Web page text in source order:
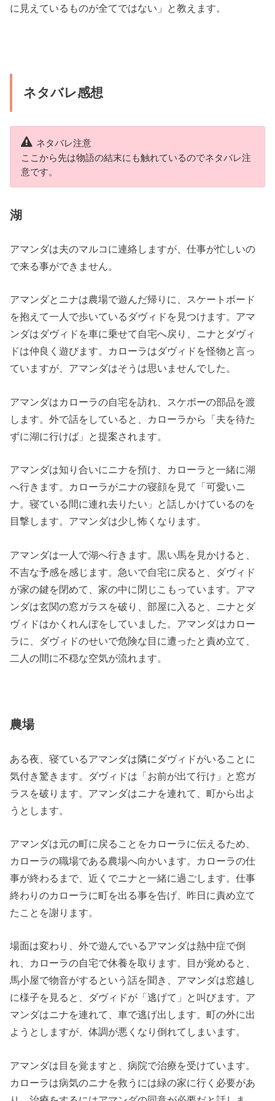
に見えているものが全てではない」と教えます。
ネタバレ感想
ネタバレ注意
ここから先は物語の結末にも触れているのでネタバレ注
意です。
湖
アマンダは夫のマルコに連絡しますが、仕事が忙しいの
で来る事ができません。
アマンダとニナは農場で遊んだ帰りに、スケートボード
を抱えて一人で歩いているダヴィドを見つけます。アマ
ンダはダヴィドを車に乗せて自宅へ戻り、ニナとダヴィ
ドは仲良く遊びます。カローラはダヴィドを怪物と言っ
ていますが、アマンダはそうは思いませんでした。
アマンダはカローラの自宅を訪れ、スケボーの部品を渡
します。外で話をしていると、カローラから「夫を待た
ずに湖に行けば」と提案されます。
アマンダは知り合いにニナを預け、カローラと一緒に湖
へ行きます。カローラがニナの寝顔を見て「可愛いニ
ナ。寝ている間に連れ去りたい」と話しかけているのを
目撃します。アマンダは少し怖くなります。
アマンダは一人で湖へ行きます。黒い馬を見かけると、
不吉な予感を感じます。急いで自宅に戻ると、ダヴィド
が家の鍵を閉めて、家の中に閉じこもっています。アマ
ンダは玄関の窓ガラスを破り、部屋に入ると、ニナとダ
ヴィドはかくれんぼをしていました。アマンダはカロー
ラに、ダヴィドのせいで危険な目に遭ったと責め立て、
二人の間に不穏な空気が流れます。
農場
ある夜、寝ているアマンダは隣にダヴィドがいることに
気付き驚きます。ダヴィドは「お前が出て行け」と窓ガ
ラスを破ります。アマンダはニナを連れて、町から出よ
うとします。
アマンダは元の町に戻ることをカローラに伝えるため、
カローラの職場である農場へ向かいます。カローラの仕
事が終わるまで、近くでニナと一緒に過ごします。仕事
終わりのカローラに町を出る事を告げ、昨日に責め立て
たことを謝ります。
場面は変わり、外で遊んでいるアマンダは熱中症で倒
れ、カローラの自宅で休養を取ります。目が覚めると、
馬小屋で物音がするという話を聞き、アマンダは窓越し
に様子を見ると、ダヴィドが「逃げて」と叫びます。ア
マンダはニナを連れて、車で逃げ出します。町の外に出
ようとしますが、体調が悪くなり倒れてしまいます。
アマンダは目を覚ますと、病院で治療を受けています。
カローラは病気のニナを救うには緑の家に行く必要があ